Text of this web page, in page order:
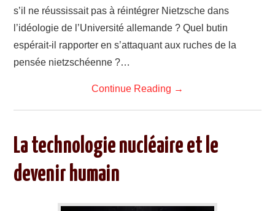
s’il ne réussissait pas à réintégrer Nietzsche dans
l’idéologie de l’Université allemande ? Quel butin
espérait-il rapporter en s’attaquant aux ruches de la
pensée nietzschéenne ?…
Continue Reading →
La technologie nucléaire et le
devenir humain